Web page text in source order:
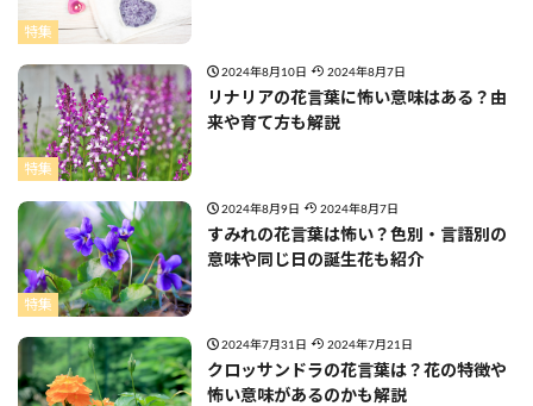
特集
特集
2024年8月10日 2024年8月7日
リナリアの花言葉に怖い意味はある？由
来や育て方も解説
特集
2024年8月9日 2024年8月7日
すみれの花言葉は怖い？色別・言語別の
意味や同じ日の誕生花も紹介
2024年7月31日 2024年7月21日
クロッサンドラの花言葉は？花の特徴や
怖い意味があるのかも解説